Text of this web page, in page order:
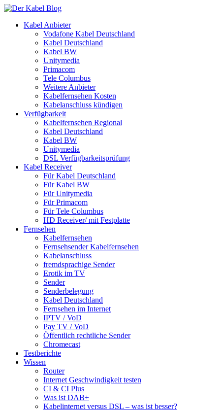
Kabel Anbieter
Vodafone Kabel Deutschland
Kabel Deutschland
Kabel BW
Unitymedia
Primacom
Tele Columbus
Weitere Anbieter
Kabelfernsehen Kosten
Kabelanschluss kündigen
Verfügbarkeit
Kabelfernsehen Regional
Kabel Deutschland
Kabel BW
Unitymedia
DSL Verfügbarkeitsprüfung
Kabel Receiver
Für Kabel Deutschland
Für Kabel BW
Für Unitymedia
Für Primacom
Für Tele Columbus
HD Receiver/ mit Festplatte
Fernsehen
Kabelfernsehen
Fernsehsender Kabelfernsehen
Kabelanschluss
fremdsprachige Sender
Erotik im TV
Sender
Senderbelegung
Kabel Deutschland
Fernsehen im Internet
IPTV / VoD
Pay TV / VoD
Öffentlich rechtliche Sender
Chromecast
Testberichte
Wissen
Router
Internet Geschwindigkeit testen
CI & CI Plus
Was ist DAB+
Kabelinternet versus DSL – was ist besser?